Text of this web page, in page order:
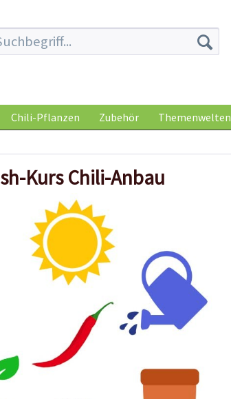
Chili-Pflanzen Zubehör Themenwelten
Kurs Chili-Anbau